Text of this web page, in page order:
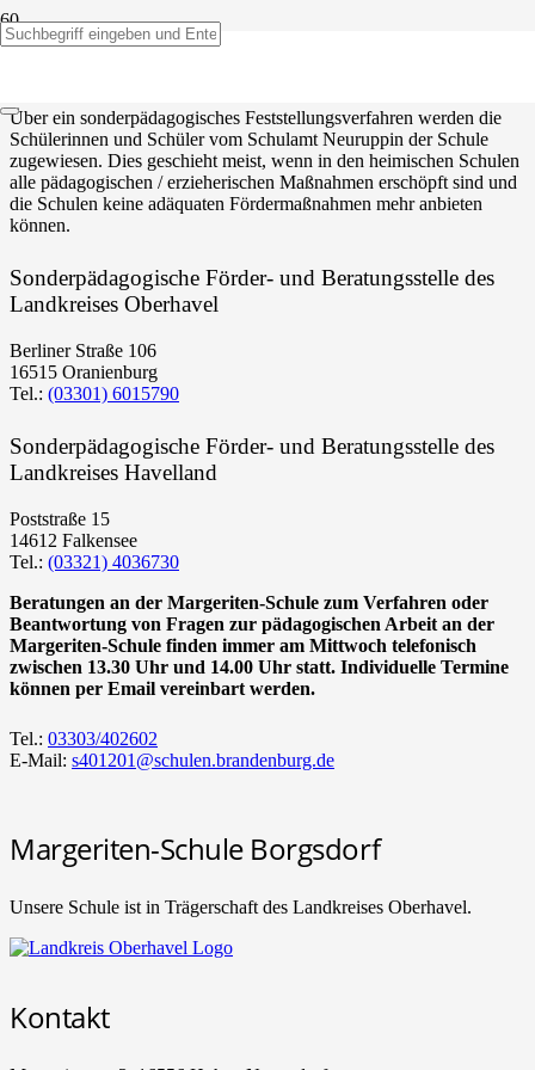
Schulaufnahme
Über ein sonderpädagogisches Feststellungsverfahren werden die
Schülerinnen und Schüler vom Schulamt Neuruppin der Schule
zugewiesen. Dies geschieht meist, wenn in den heimischen Schulen
alle pädagogischen / erzieherischen Maßnahmen erschöpft sind und
die Schulen keine adäquaten Fördermaßnahmen mehr anbieten
können.
Sonderpädagogische Förder- und Beratungsstelle des
Landkreises Oberhavel
Berliner Straße 106
16515 Oranienburg
Tel.: (03301) 6015790
Sonderpädagogische Förder- und Beratungsstelle des
Landkreises Havelland
Poststraße 15
14612 Falkensee
Tel.: (03321) 4036730
Beratungen an der Margeriten-Schule zum Verfahren oder
Beantwortung von Fragen zur pädagogischen Arbeit an der
Margeriten-Schule finden immer am Mittwoch telefonisch
zwischen 13.30 Uhr und 14.00 Uhr statt. Individuelle Termine
können per Email vereinbart werden.
Tel.: 03303/402602
E-Mail: s401201@schulen.brandenburg.de
Margeriten-Schule Borgsdorf
Unsere Schule ist in Trägerschaft des Landkreises Oberhavel.
Kontakt